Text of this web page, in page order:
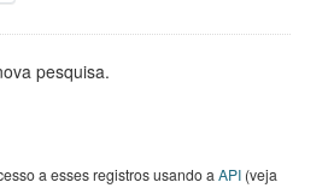
pesquisa.
a esses registros usando a API (veja